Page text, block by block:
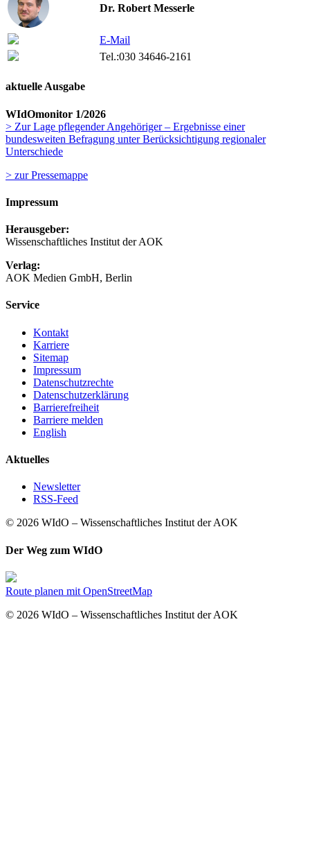
Dr. Robert Messerle
E-Mail
Tel.:030 34646-2161
aktuelle Ausgabe
WIdOmonitor 1/2026
> Zur Lage pflegender Angehöriger – Ergebnisse einer
bundesweiten Befragung unter Berücksichtigung regionaler
Unterschiede
> zur Pressemappe
Impressum
Herausgeber:
Wissenschaftliches Institut der AOK
Verlag:
AOK Medien GmbH, Berlin
Service
Kontakt
Karriere
Sitemap
Impressum
Datenschutzrechte
Datenschutzerklärung
Barrierefreiheit
Barriere melden
English
Aktuelles
Newsletter
RSS-Feed
© 2026 WIdO – Wissenschaftliches Institut der AOK
Der Weg zum WIdO
Route planen mit OpenStreetMap
© 2026 WIdO – Wissenschaftliches Institut der AOK